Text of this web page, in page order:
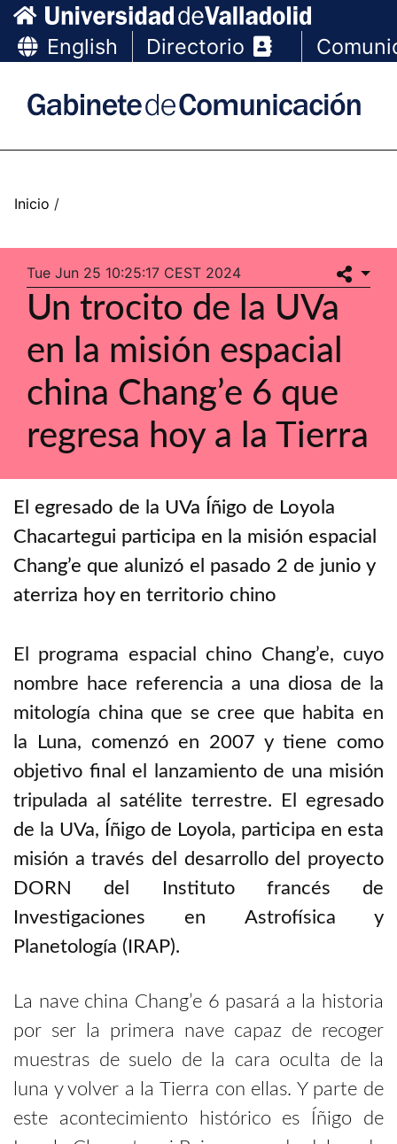
English Directorio
Tue Jun 25 10:25:17 CEST 2024
Un trocito de la UVa
en la misión espacial
china Chang’e 6 que
regresa hoy a la Tierra
El egresado de la UVa Íñigo de Loyola
Chacartegui participa en la misión espacial
Chang’e que alunizó el pasado 2 de junio y
aterriza hoy en territorio chino
El programa espacial chino Chang’e, cuyo
nombre hace referencia a una diosa de la
mitología china que se cree que habita en
la Luna, comenzó en 2007 y tiene como
objetivo final el lanzamiento de una misión
tripulada al satélite terrestre. El egresado
de la UVa, Íñigo de Loyola, participa en esta
misión a través del desarrollo del proyecto
DORN del Instituto francés de
Investigaciones en Astrofísica y
Planetología (IRAP).
La nave china Chang’e 6 pasará a la historia
por ser la primera nave capaz de recoger
muestras de suelo de la cara oculta de la
luna y volver a la Tierra con ellas. Y parte de
este acontecimiento histórico es Íñigo de